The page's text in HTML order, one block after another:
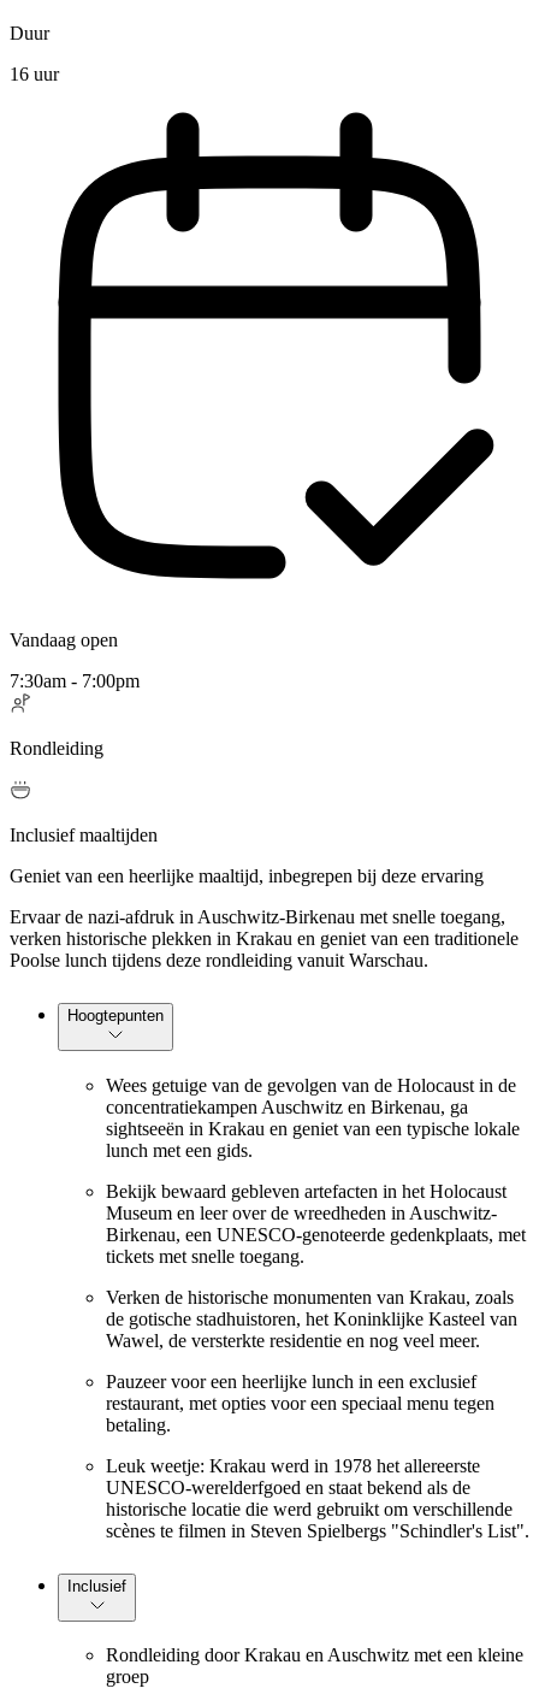
Duur
16 uur
Vandaag open
7:30am - 7:00pm
Rondleiding
Inclusief maaltijden
Geniet van een heerlijke maaltijd, inbegrepen bij deze ervaring
Ervaar de nazi-afdruk in Auschwitz-Birkenau met snelle toegang,
verken historische plekken in Krakau en geniet van een traditionele
Poolse lunch tijdens deze rondleiding vanuit Warschau.
Hoogtepunten
Wees getuige van de gevolgen van de Holocaust in de
concentratiekampen Auschwitz en Birkenau, ga
sightseeën in Krakau en geniet van een typische lokale
lunch met een gids.
Bekijk bewaard gebleven artefacten in het Holocaust
Museum en leer over de wreedheden in Auschwitz-
Birkenau, een UNESCO-genoteerde gedenkplaats, met
tickets met snelle toegang.
Verken de historische monumenten van Krakau, zoals
de gotische stadhuistoren, het Koninklijke Kasteel van
Wawel, de versterkte residentie en nog veel meer.
Pauzeer voor een heerlijke lunch in een exclusief
restaurant, met opties voor een speciaal menu tegen
betaling.
Leuk weetje: Krakau werd in 1978 het allereerste
UNESCO-werelderfgoed en staat bekend als de
historische locatie die werd gebruikt om verschillende
scènes te filmen in Steven Spielbergs "Schindler's List".
Inclusief
Rondleiding door Krakau en Auschwitz met een kleine
groep